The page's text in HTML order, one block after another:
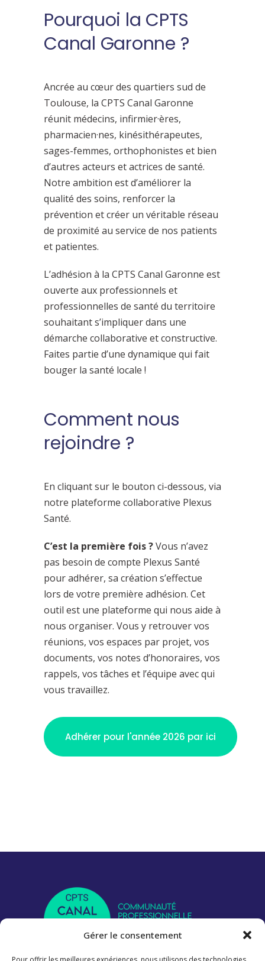
Gérer le consentement
Pourquoi la CPTS
Canal Garonne ?
Ancrée au cœur des quartiers sud de
Toulouse, la CPTS Canal Garonne
réunit médecins, infirmier·ères,
pharmacien·nes, kinésithérapeutes,
sages-femmes, orthophonistes et bien
d’autres acteurs et actrices de santé.
Notre ambition est d’améliorer la
qualité des soins, renforcer la
prévention et créer un véritable réseau
de proximité au service de nos patients
et patientes.
L’adhésion à la CPTS Canal Garonne est
ouverte aux professionnels et
professionnelles de santé du territoire
souhaitant s’impliquer dans une
démarche collaborative et constructive.
Faites partie d’une dynamique qui fait
bouger la santé locale !
Comment nous
rejoindre ?
En cliquant sur le bouton ci-dessous, via
notre plateforme collaborative Plexus
Santé.
C’est la première fois ?Vous n’avez
pas besoin de compte Plexus Santé
pour adhérer, sa création s’effectue
lors de votre première adhésion. Cet
outil est une plateforme qui nous aide à
nous organiser. Vous y retrouver vos
réunions, vos espaces par projet, vos
documents, vos notes d’honoraires, vos
rappels, vos tâches et l’équipe avec qui
vous travaillez.
Adhérer pour l'année 2026 par ici